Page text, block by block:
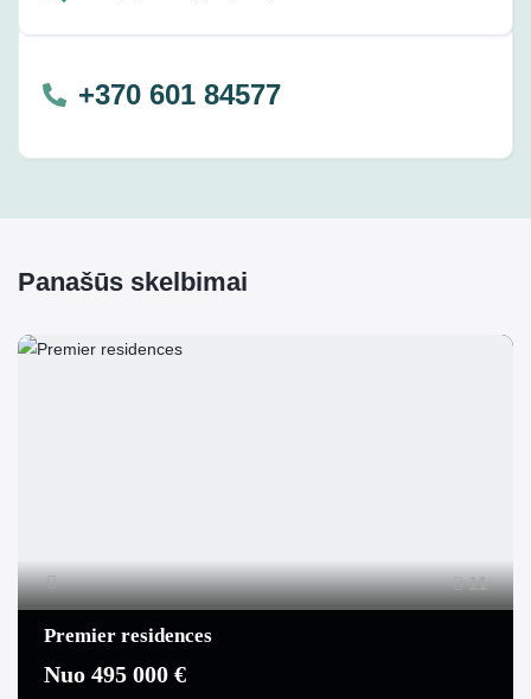
+370 601 84577
Panašūs skelbimai
11
Premier residences
Nuo 495 000 €